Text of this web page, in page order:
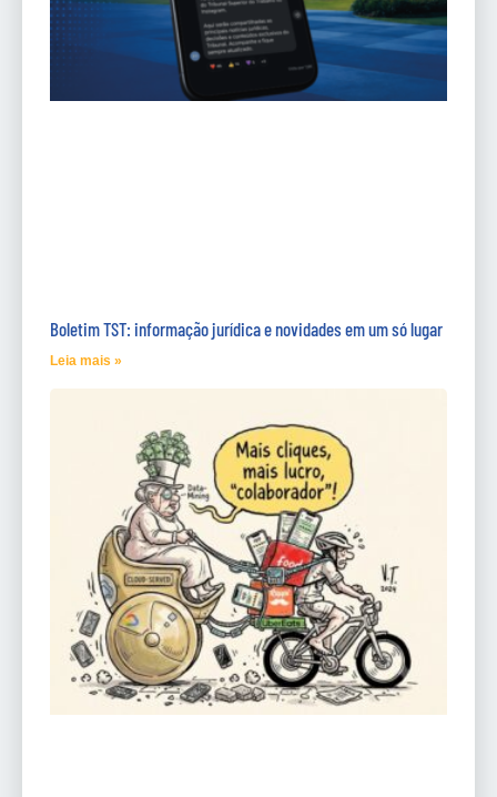
Boletim TST: informação jurídica e novidades em um só lugar
Leia mais »